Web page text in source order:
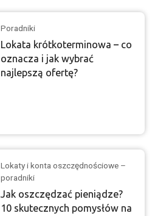
Poradniki
Lokata krótkoterminowa – co
oznacza i jak wybrać
najlepszą ofertę?
Lokaty i konta oszczędnościowe –
poradniki
Jak oszczędzać pieniądze?
10 skutecznych pomysłów na